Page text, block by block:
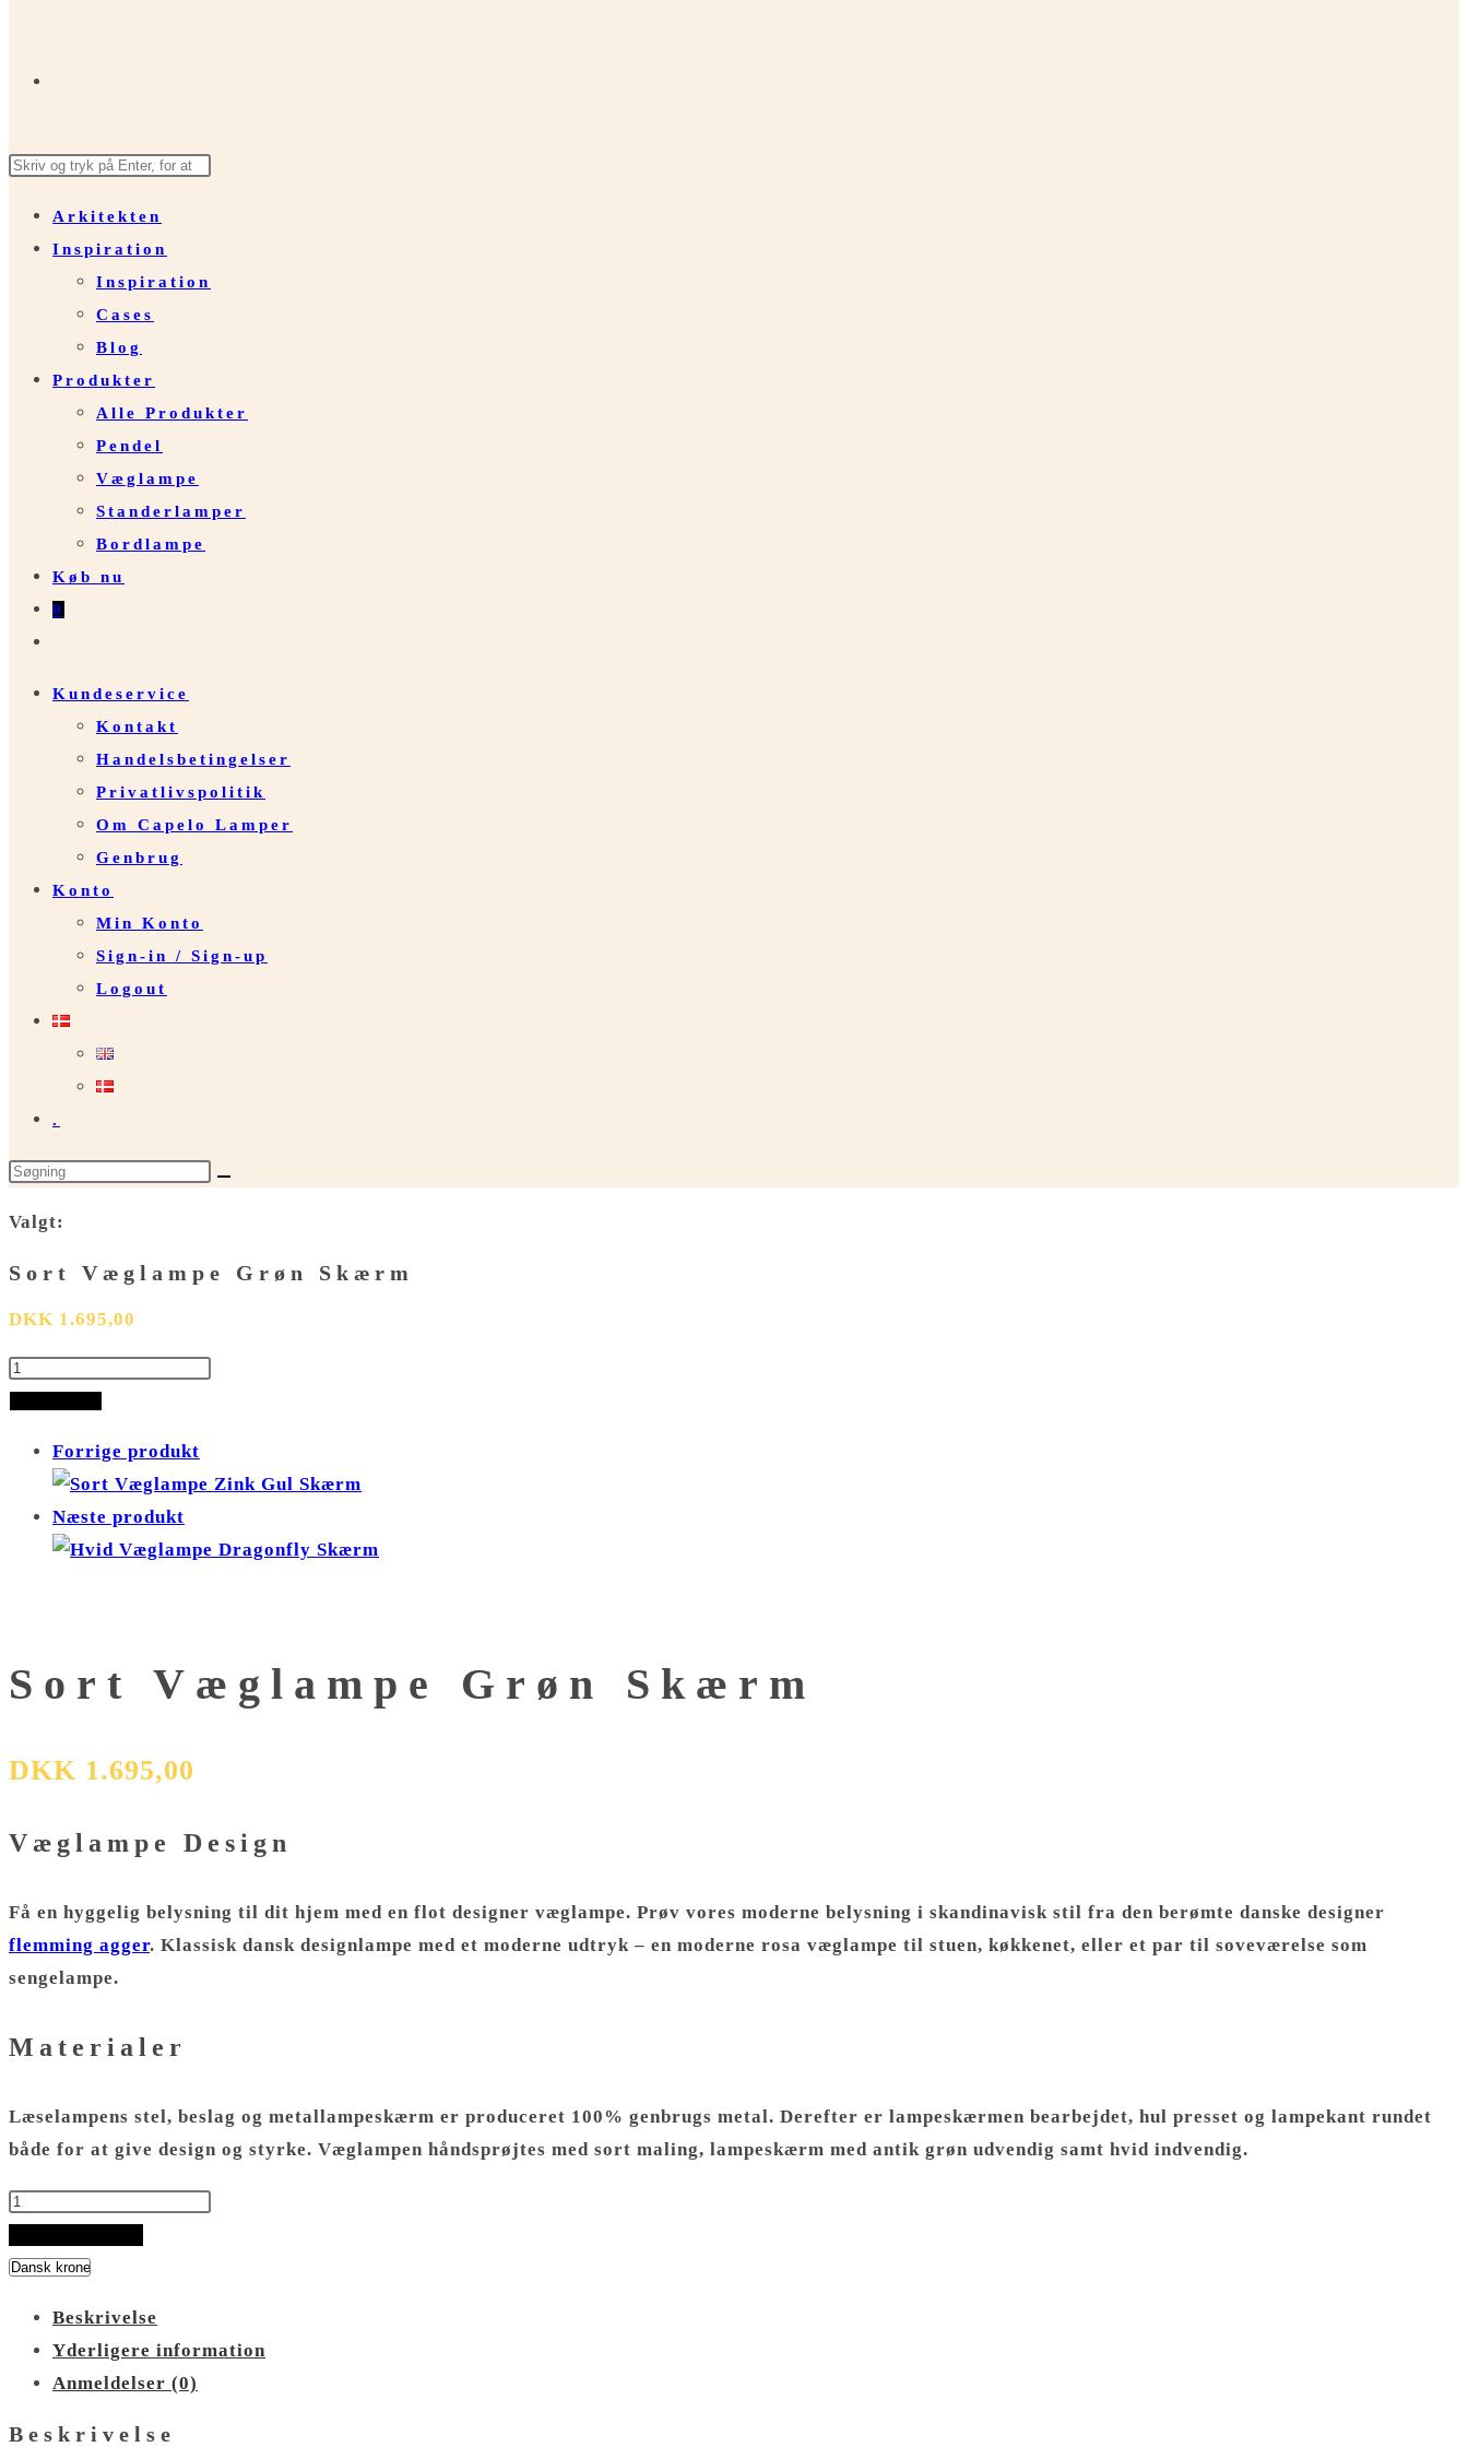
website
search
Search
website
Press
the
Arkitekten
Inspiration
Inspiration
Cases
Blog
Produkter
Alle Produkter
Pendel
Væglampe
Standerlamper
Bordlampe
Køb nu
0
search
Kundeservice
Kontakt
Handelsbetingelser
Privatlivspolitik
Om Capelo Lamper
Genbrug
Konto
Min Konto
Sign-in / Sign-up
Logout
.
Search
website
Valgt:
Sort Væglampe Grøn Skærm
DKK 1.695,00
Sort
Væglampe
Skærm
Forrige produkt
Næste produkt
Sort Væglampe Grøn Skærm
DKK 1.695,00
Væglampe Design
Få en hyggelig belysning til dit hjem med en flot designer væglampe. Prøv vores moderne belysning i skandinavisk stil fra den berømte danske designer
flemming agger. Klassisk dansk designlampe med et moderne udtryk – en moderne rosa væglampe til stuen, køkkenet, eller et par til soveværelse som
sengelampe.
Materialer
Læselampens stel, beslag og metallampeskærm er produceret 100% genbrugs metal. Derefter er lampeskærmen bearbejdet, hul presset og lampekant rundet
både for at give design og styrke. Væglampen håndsprøjtes med sort maling, lampeskærm med antik grøn udvendig samt hvid indvendig.
Sort
Grøn
antal
Beskrivelse
Yderligere information
Anmeldelser (0)
Beskrivelse